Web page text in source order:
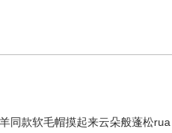
同款软毛帽摸起来云朵般蓬松